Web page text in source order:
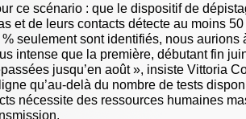
ce scénario : que le dispositif de
et de leurs contacts détecte au moins
seulement sont identifiés, nous aurions
intense que la première, débutant fin
jusqu’en août », insiste Vittoria
qu’au-delà du nombre de tests
nécessite des ressources humaines